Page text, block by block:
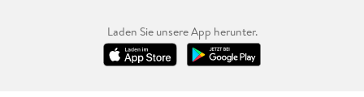
Laden Sie unsere App herunter.